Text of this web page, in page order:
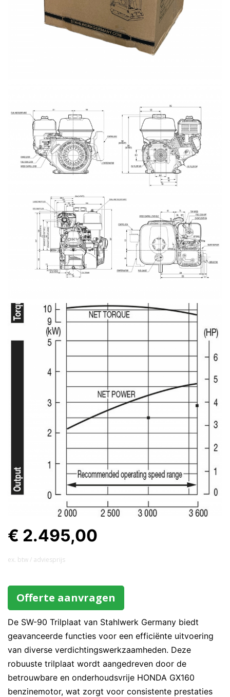
€ 2.495,00
ex. btw / adviesprijs
Offerte aanvragen
De SW-90 Trilplaat van Stahlwerk Germany biedt
geavanceerde functies voor een efficiënte uitvoering
van diverse verdichtingswerkzaamheden. Deze
robuuste trilplaat wordt aangedreven door de
betrouwbare en onderhoudsvrije HONDA GX160
benzinemotor, wat zorgt voor consistente prestaties